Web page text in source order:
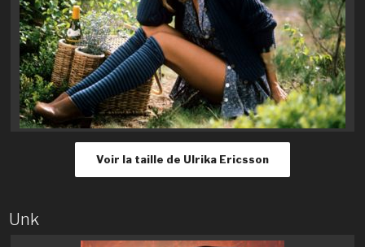
Voir la taille de Ulrika Ericsson
Unk